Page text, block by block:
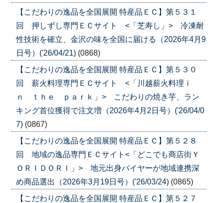
【こだわりの逸品を全国展開 特産品ＥＣ】第５３１
回 押しずし専門ＥＣサイト <「芝寿し」> 冷凍耐
性技術を確立、金沢の味を全国に届ける（2026年4月9
日号）('26/04/21) (0868)
【こだわりの逸品を全国展開 特産品ＥＣ】第５３０
回 薪火料理専門ＥＣサイト <「川越薪火料理ｉ
ｎ ｔｈｅ ｐａｒｋ」> こだわりの焼き芋、ラン
キング首位獲得で注文増（2026年4月2日号）('26/04/0
7) (0867)
【こだわりの逸品を全国展開 特産品ＥＣ】第５２８
回 地域の逸品専門ＥＣサイト<「どこでも商店街Ｙ
ＯＲＩＤＯＲＩ」> 地元出身バイヤーが地域連携深
め商品選出（2026年3月19日号）('26/03/24) (0865)
【こだわりの逸品を全国展開 特産品ＥＣ】第５２７